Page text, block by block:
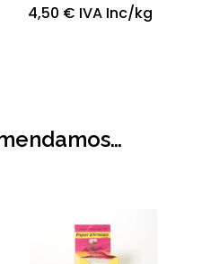
4,50 € IVA Inc/kg